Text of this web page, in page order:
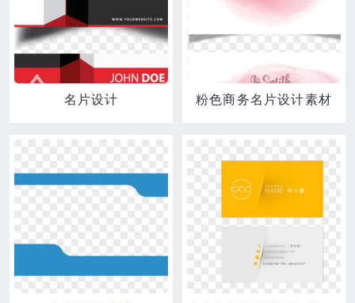
名片设计 粉色商务名片设计素材